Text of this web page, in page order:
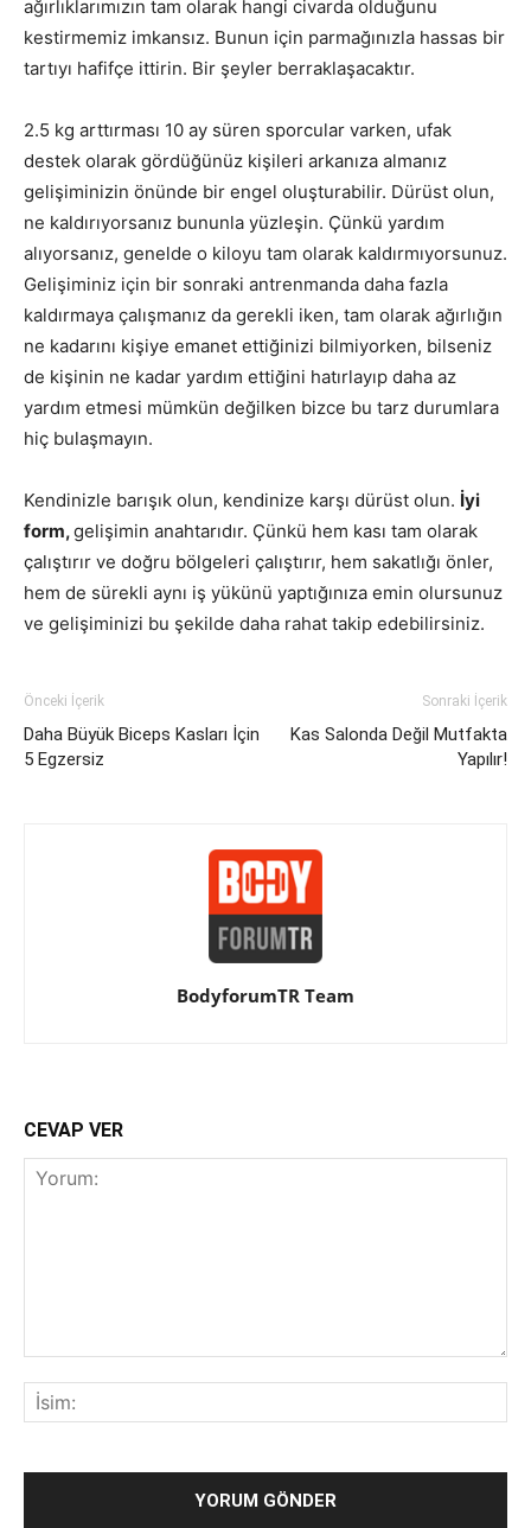
ağırlıklarımızın tam olarak hangi civarda olduğunu
kestirmemiz imkansız. Bunun için parmağınızla hassas bir
tartıyı hafifçe ittirin. Bir şeyler berraklaşacaktır.
2.5 kg arttırması 10 ay süren sporcular varken, ufak
destek olarak gördüğünüz kişileri arkanıza almanız
gelişiminizin önünde bir engel oluşturabilir. Dürüst olun,
ne kaldırıyorsanız bununla yüzleşin. Çünkü yardım
alıyorsanız, genelde o kiloyu tam olarak kaldırmıyorsunuz.
Gelişiminiz için bir sonraki antrenmanda daha fazla
kaldırmaya çalışmanız da gerekli iken, tam olarak ağırlığın
ne kadarını kişiye emanet ettiğinizi bilmiyorken, bilseniz
de kişinin ne kadar yardım ettiğini hatırlayıp daha az
yardım etmesi mümkün değilken bizce bu tarz durumlara
hiç bulaşmayın.
Kendinizle barışık olun, kendinize karşı dürüst olun. İyi
form,gelişimin anahtarıdır. Çünkü hem kası tam olarak
çalıştırır ve doğru bölgeleri çalıştırır, hem sakatlığı önler,
hem de sürekli aynı iş yükünü yaptığınıza emin olursunuz
ve gelişiminizi bu şekilde daha rahat takip edebilirsiniz.
Önceki İçerik
Daha Büyük Biceps Kasları İçin
5 Egzersiz
Sonraki İçerik
Kas Salonda Değil Mutfakta
Yapılır!
BodyforumTR Team
CEVAP VER